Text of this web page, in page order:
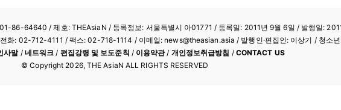
86-64640 / 제호: THEAsiaN / 등록정보: 서울특별시 아01771 / 등록일: 2011년 9월 6일 / 발행일:
화: 02-712-4111 / 팩스: 02-718-1114 / 이메일: news@theasian.asia / 발행인·편집인: 이상기 / 청소
사말/ 네트워크 / 편집강령 및 보도준칙 / 이용약관/ 개인정보취급방침 / CONTACT US
© Copyright 2026, THE AsiaN ALL RIGHTS RESERVED